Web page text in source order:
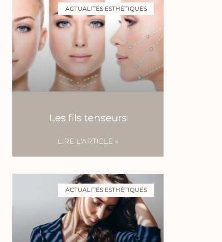
ACTUALITÉS ESTHÉTIQUES
Les fils tenseurs
LIRE L'ARTICLE »
ACTUALITÉS ESTHÉTIQUES